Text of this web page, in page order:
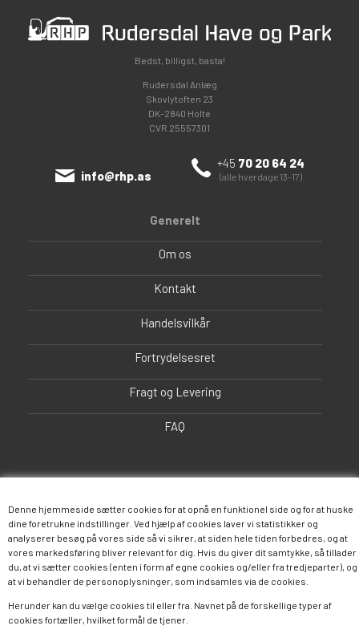
Denne hjemmeside sætter cookies for at opnå en funktionel side og for at huske
dine foretrukne indstillinger. Ved hjælp af cookies laver vi statistikker og
analyserer besøg på vores side så vi sikrer, at siden hele tiden forbedres, og at
vores markedsføring bliver relevant for dig. Hvis du giver dit samtykke, så tillader
du, at vi sætter cookies (enten i form af egne cookies og/eller fra tredjeparter), og
at vi behandler de personoplysninger, som indsamles via de cookies.
Herunder kan du vælge cookies til eller fra. Navnet på de forskellige typer af
cookies fortæller, hvilket formål de tjener.
Bedst, billigst, basta!
Rudersdal Anlæg
Skovlytoften 23
DK-2840 Holte
CVR 25557301
info@rhp.as
+45 70 20 64 24
(alle hverdage 13-17)
Generelt
Om os
Kontakt
Handelsvilkår
Fortrydelsesret
Fragt og Levering
FAQ
Følg os
Facebook Twitter